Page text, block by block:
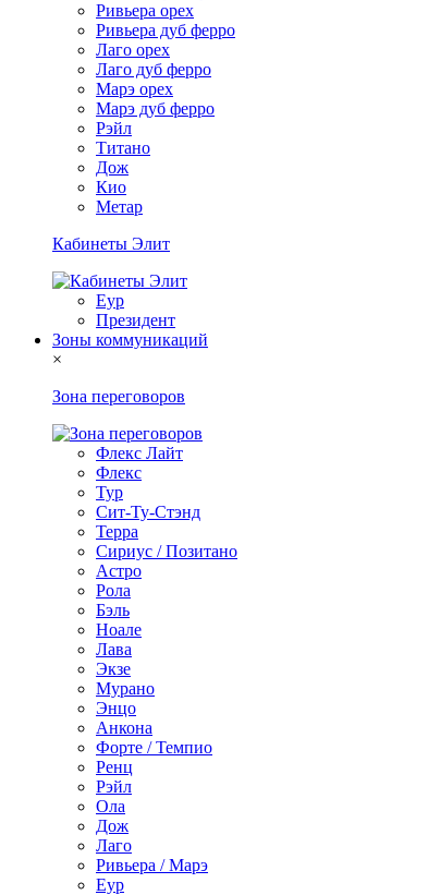
Ривьера орех
Ривьера дуб ферро
Лаго орех
Лаго дуб ферро
Марэ орех
Марэ дуб ферро
Рэйл
Титано
Дож
Кио
Метар
Кабинеты Элит
Еур
Президент
Зоны коммуникаций
×
Зона переговоров
Флекс Лайт
Флекс
Тур
Сит-Ту-Стэнд
Терра
Сириус / Позитано
Астро
Рола
Бэль
Ноале
Лава
Экзе
Мурано
Энцо
Анкона
Форте / Темпио
Ренц
Рэйл
Ола
Дож
Лаго
Ривьера / Марэ
Еур